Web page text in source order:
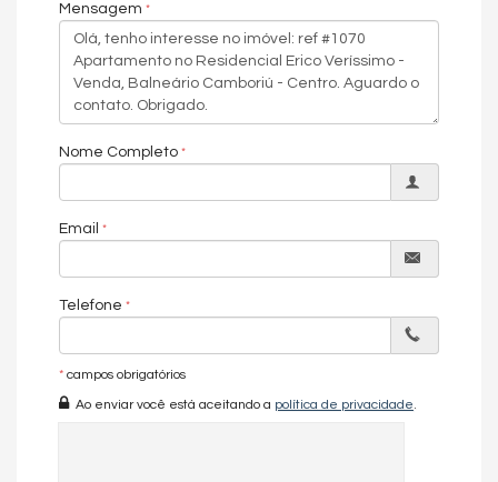
O Residencial Erico Veríssimo oferece uma infraestrutura de
lazer completa, garantindo que seus moradores desfrutem de
uma vida repleta de conveniência e bem-estar. Este é o lugar
ideal para quem deseja viver em um ambiente luxuoso e bem
localizado, em um dos melhores endereços de Balneário
Camboriú.
Nossaequipede corretores, todos credenciados peloCRECI
está sempre pronta para atendê-lo e ajudá-lo a encontrar as
opções de imóveis mais indicadas para você. Estamos
comprometidos em fornecer as melhores oportunidades de
e região, garantindo que
você faça negócios com total segurança.
Agende uma visita hoje!
Características do Imóvel
Mensagem
Nome Completo
Email
Telefone
* campos obrigatórios
Ao enviar você está aceitando a política de privacidade